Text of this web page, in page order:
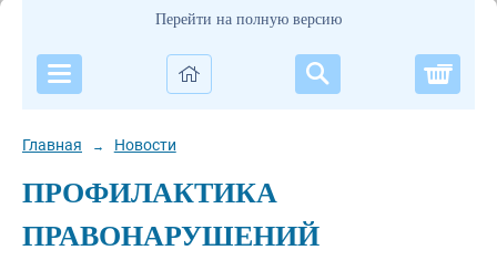
Перейти на полную версию
Главная → Новости
ПРОФИЛАКТИКА
ПРАВОНАРУШЕНИЙ